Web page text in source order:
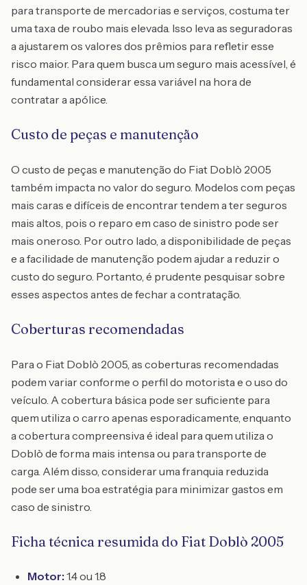
para transporte de mercadorias e serviços, costuma ter
uma taxa de roubo mais elevada. Isso leva as seguradoras
a ajustarem os valores dos prêmios para refletir esse
risco maior. Para quem busca um seguro mais acessível, é
fundamental considerar essa variável na hora de
contratar a apólice.
Custo de peças e manutenção
O custo de peças e manutenção do Fiat Doblò 2005
também impacta no valor do seguro. Modelos com peças
mais caras e difíceis de encontrar tendem a ter seguros
mais altos, pois o reparo em caso de sinistro pode ser
mais oneroso. Por outro lado, a disponibilidade de peças
e a facilidade de manutenção podem ajudar a reduzir o
custo do seguro. Portanto, é prudente pesquisar sobre
esses aspectos antes de fechar a contratação.
Coberturas recomendadas
Para o Fiat Doblò 2005, as coberturas recomendadas
podem variar conforme o perfil do motorista e o uso do
veículo. A cobertura básica pode ser suficiente para
quem utiliza o carro apenas esporadicamente, enquanto
a cobertura compreensiva é ideal para quem utiliza o
Doblò de forma mais intensa ou para transporte de
carga. Além disso, considerar uma franquia reduzida
pode ser uma boa estratégia para minimizar gastos em
caso de sinistro.
Ficha técnica resumida do Fiat Doblò 2005
Motor: 1.4 ou 1.8